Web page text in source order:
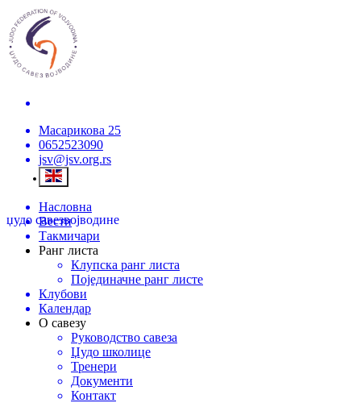
Масарикова 25
0652523090
jsv@jsv.org.rs
џудо савезвојводине
Насловна
Вести
Такмичари
Ранг листа
Клупска ранг листа
Појединачне ранг листе
Клубови
Календар
О савезу
Руководство савеза
Џудо школице
Тренери
Документи
Контакт